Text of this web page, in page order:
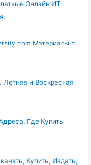
Онлайн ИТ
Материалы с
Летняя и Воскресная
Где Купить
Купить, Издать,